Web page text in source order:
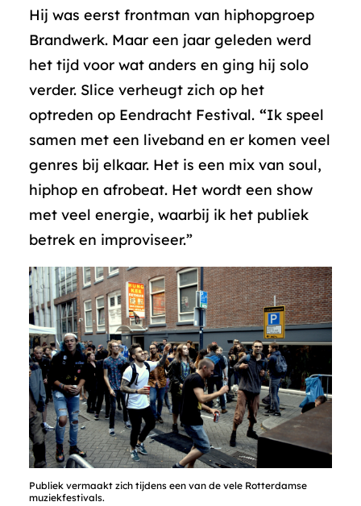
Hij was eerst frontman van hiphopgroep
Brandwerk. Maar een jaar geleden werd
het tijd voor wat anders en ging hij solo
verder. Slice verheugt zich op het
optreden op Eendracht Festival. “Ik speel
samen met een liveband en er komen veel
genres bij elkaar. Het is een mix van soul,
hiphop en afrobeat. Het wordt een show
met veel energie, waarbij ik het publiek
betrek en improviseer.”
Publiek vermaakt zich tijdens een van de vele Rotterdamse
muziekfestivals.